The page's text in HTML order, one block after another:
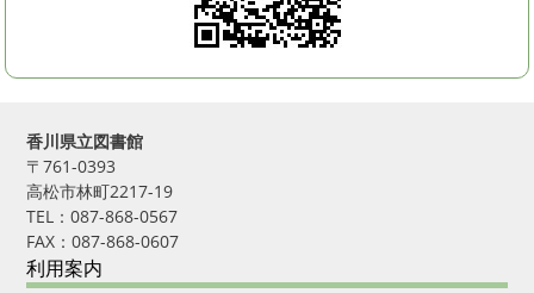
香川県立図書館
〒761-0393
高松市林町2217-19
TEL：087-868-0567
FAX：087-868-0607
利用案内